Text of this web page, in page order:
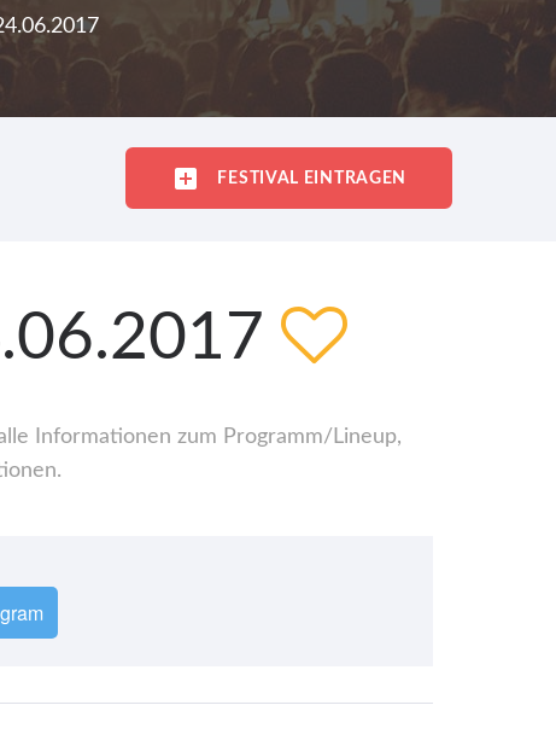
FESTIVAL EINTRAGEN
Informationen zum Programm/Lineup,